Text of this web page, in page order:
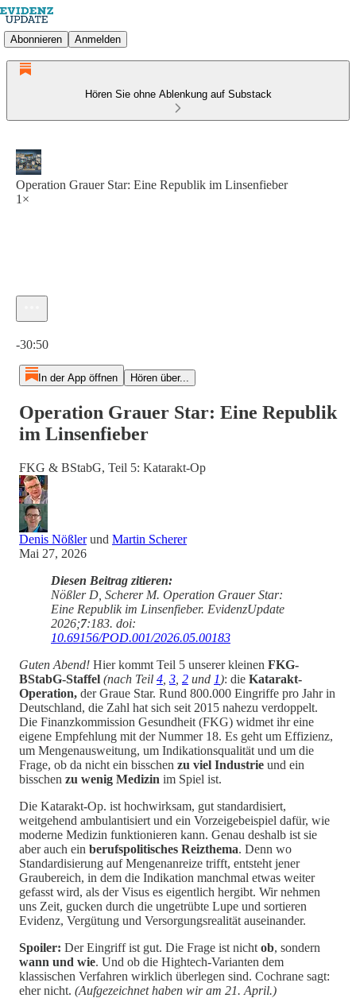
Abonnieren Anmelden
Hören Sie ohne Ablenkung auf Substack
Operation Grauer Star: Eine Republik im Linsenfieber
1×
-30:50
In der App öffnen Hören über...
Operation Grauer Star: Eine Republik
im Linsenfieber
FKG & BStabG, Teil 5: Katarakt-Op
Denis Nößlerund Martin Scherer
Mai 27, 2026
Diesen Beitrag zitieren:
Nößler D, Scherer M. Operation Grauer Star:
Eine Republik im Linsenfieber. EvidenzUpdate
2026;7:183. doi:
10.69156/POD.001/2026.05.00183
Guten Abend! Hier kommt Teil 5 unserer kleinen FKG-
BStabG-Staffel (nach Teil 4 3 2 und 1): die Katarakt-
Operation, der Graue Star. Rund 800.000 Eingriffe pro Jahr in
Deutschland, die Zahl hat sich seit 2015 nahezu verdoppelt.
Die Finanzkommission Gesundheit (FKG) widmet ihr eine
eigene Empfehlung mit der Nummer 18. Es geht um Effizienz,
um Mengenausweitung, um Indikationsqualität und um die
Frage, ob da nicht ein bisschen zu viel Industrie und ein
bisschen zu wenig Medizin im Spiel ist.
Die Katarakt-Op. ist hochwirksam, gut standardisiert,
weitgehend ambulantisiert und ein Vorzeigebeispiel dafür, wie
moderne Medizin funktionieren kann. Genau deshalb ist sie
aber auch ein berufspolitisches Reizthema. Denn wo
Standardisierung auf Mengenanreize trifft, entsteht jener
Graubereich, in dem die Indikation manchmal etwas weiter
gefasst wird, als der Visus es eigentlich hergibt. Wir nehmen
uns Zeit, gucken durch die ungetrübte Lupe und sortieren
Evidenz, Vergütung und Versorgungsrealität auseinander.
Spoiler: Der Eingriff ist gut. Die Frage ist nicht ob, sondern
wann und wie. Und ob die Hightech-Varianten dem
klassischen Verfahren wirklich überlegen sind. Cochrane sagt:
eher nicht. (Aufgezeichnet haben wir am 21. April.)